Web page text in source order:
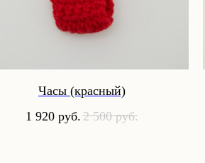
Часы (красный)
1 920 руб. 2 500 руб.